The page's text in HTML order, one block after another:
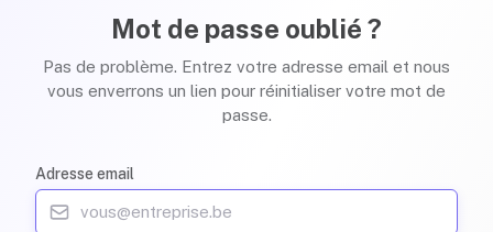
Mot de passe oublié ?
Pas de problème. Entrez votre adresse email et nous
vous enverrons un lien pour réinitialiser votre mot de
passe.
Adresse email